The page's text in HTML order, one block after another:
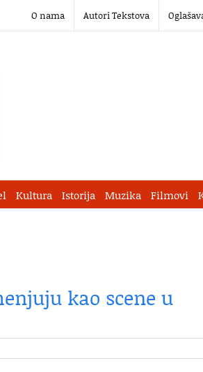
O nama Autori Tekstova
Kultura Istorija Muzika Filmovi
kao scene u